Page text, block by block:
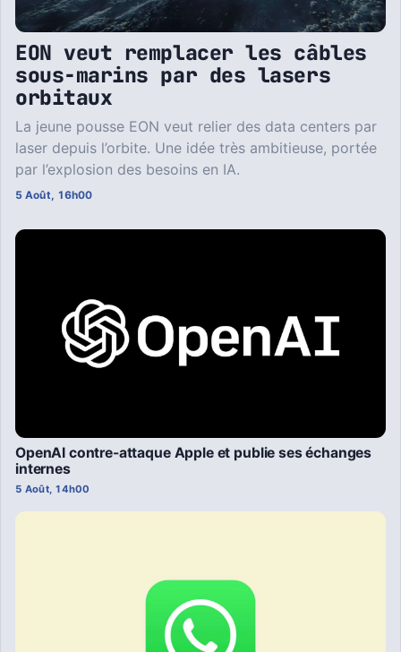
EON veut remplacer les câbles
sous-marins par des lasers
orbitaux
La jeune pousse EON veut relier des data centers par
laser depuis l’orbite. Une idée très ambitieuse, portée
par l’explosion des besoins en IA.
5 Août, 16h00
OpenAI contre-attaque Apple et publie ses échanges
internes
5 Août, 14h00